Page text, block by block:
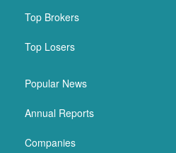
Top Brokers
Top Losers
Popular News
Annual Reports
Companies